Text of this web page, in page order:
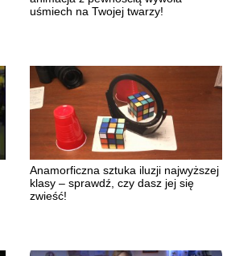
uśmiech na Twojej twarzy!
Anamorficzna sztuka iluzji najwyższej
klasy – sprawdź, czy dasz jej się
zwieść!